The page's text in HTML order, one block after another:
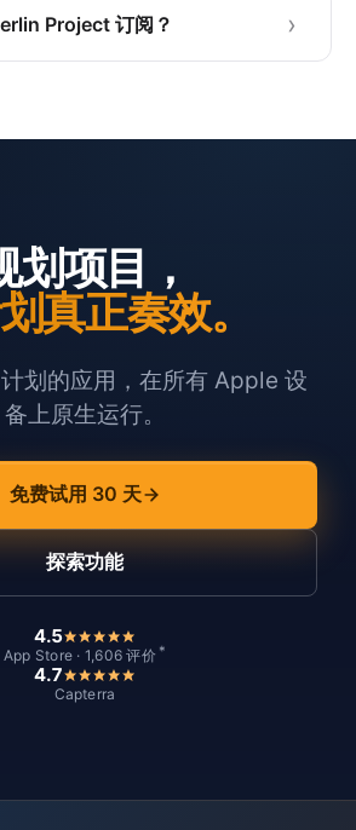
Project 订阅？
划项目，
真正奏效。
划的应用，在所有 Apple 设
备上原生运行。
免费试用 30 天
探索功能
4.5
App Store · 1,606 评价 *
4.7
Capterra